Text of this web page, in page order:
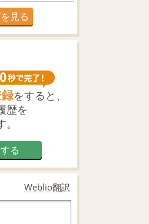
見る
をすると、
歴を
る
Weblio翻訳